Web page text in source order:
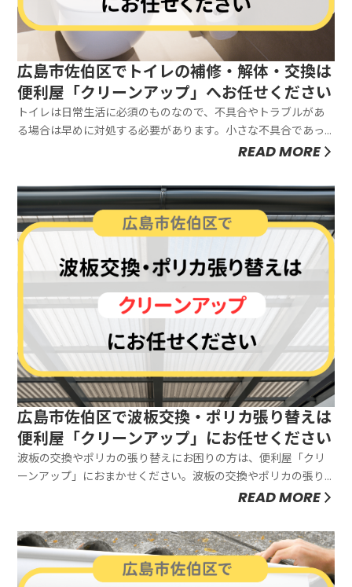
広島市佐伯区でトイレの補修・解体・交換は
便利屋「クリーンアップ」へお任せください
トイレは日常生活に必須のものなので、不具合やトラブルがあ
る場合は早めに対処する必要があります。小さな不具合であっ
ても、放置するとさらに悪化し、使用できなくなることがあり
めの対処が必要です。トイレの便器が割れたり水漏れしたりす
るなどのトラブルを解...
READ MORE
広島市佐伯区で波板交換・ポリカ張り替えは
便利屋「クリーンアップ」にお任せください
波板の交換やポリカの張り替えにお困りの方は、便利屋「クリ
ーンアップ」におまかせください。波板の交換やポリカの張り
替え関連は8,800円～で対応いたします。お見積もりは無料です
ーポート、作業場などの屋根の素材に使用されるものです。耐
久性の高いもの...
READ MORE